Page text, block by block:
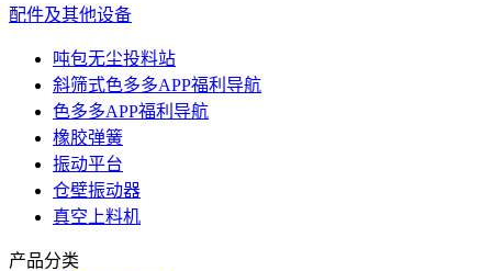
配件及其他设备
吨包无尘投料站
斜筛式色多多APP福利导航
色多多APP福利导航
橡胶弹簧
振动平台
仓壁振动器
真空上料机
产品分类